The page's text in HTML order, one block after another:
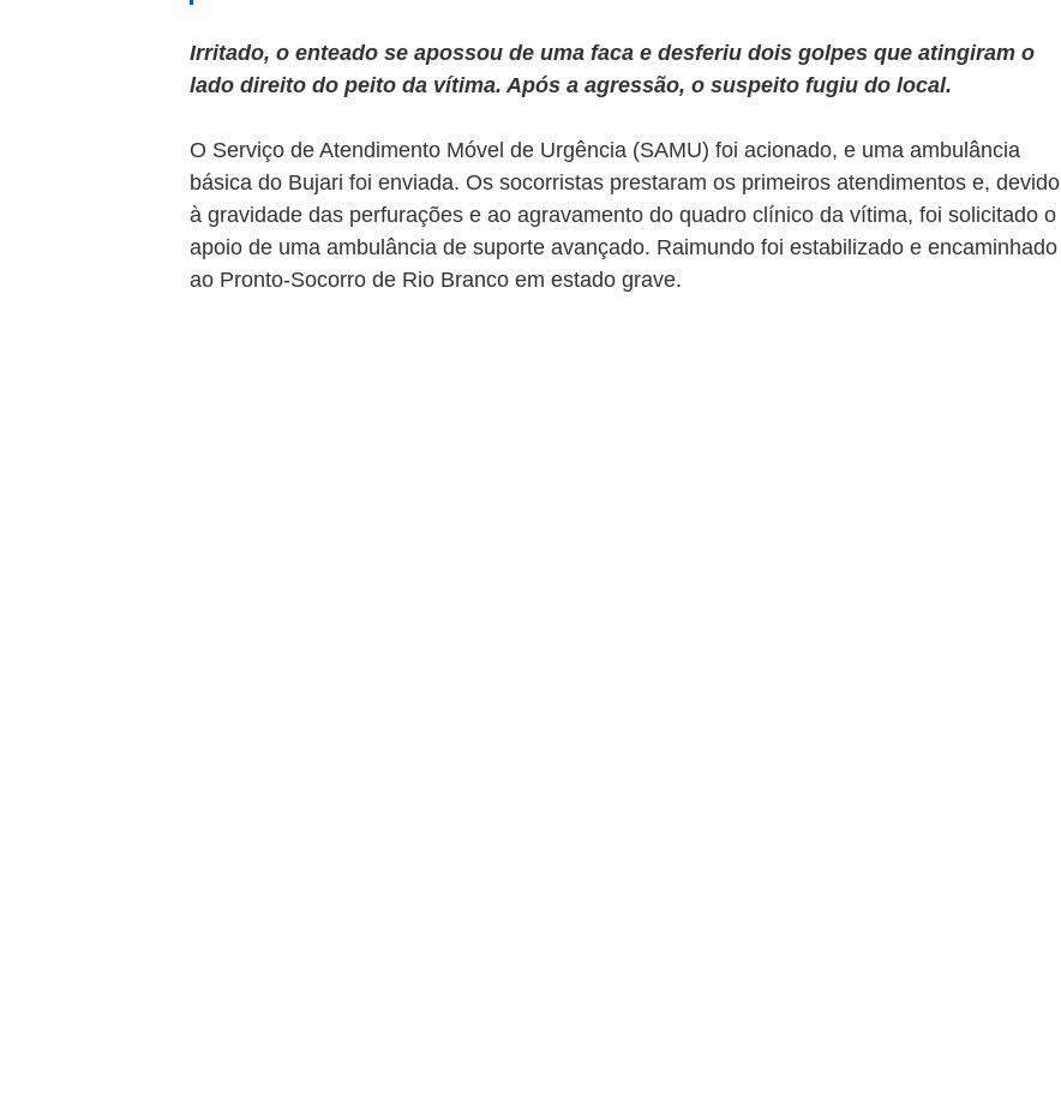
Irritado, o enteado se apossou de uma faca e desferiu dois golpes que atingiram o
lado direito do peito da vítima. Após a agressão, o suspeito fugiu do local.
O Serviço de Atendimento Móvel de Urgência (SAMU) foi acionado, e uma ambulância
básica do Bujari foi enviada. Os socorristas prestaram os primeiros atendimentos e, devido
à gravidade das perfurações e ao agravamento do quadro clínico da vítima, foi solicitado o
apoio de uma ambulância de suporte avançado. Raimundo foi estabilizado e encaminhado
ao Pronto-Socorro de Rio Branco em estado grave.